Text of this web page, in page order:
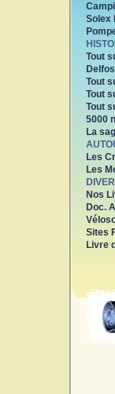
Solex
Tout
Tout
Tout
Tout
5000
La
Les
Les
Nos
Doc.
Sites
Livre